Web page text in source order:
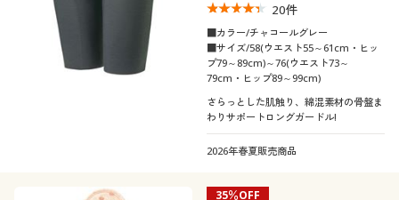
20件
■カラー/チャコールグレー
■サイズ/58(ウエスト55～61cm・ヒッ
プ79～89cm)～76(ウエスト73～
79cm・ヒップ89～99cm)
さらっとした肌触り、綿混素材の骨盤ま
わりサポートロングガードル!
2026年春夏販売商品
35％OFF